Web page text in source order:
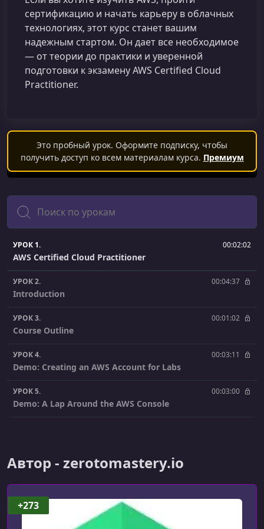
сертификацию и начать карьеру в облачных
технологиях, этот курс станет вашим
надежным стартом. Он дает все необходимое
— от теории до практики и уверенной
подготовки к экзамену AWS Certified Cloud
Practitioner.
Это пробный урок. Оформите подписку, чтобы
получить доступ ко всем материалам курса. Премиум
Поиск
УРОК 1. 00:02:02
AWS Certified Cloud Practitioner
УРОК 2. 00:04:37
Introduction
УРОК 3. 00:01:02
Course Outline
УРОК 4. 00:03:11
Demo: Creating an AWS Account for Labs
УРОК 5. 00:03:00
Demo: A Lap Around the AWS Console
УРОК 7.
УРОК 8. 00:02:34
The Core Components Required to Run Your Website
Автор - zerotomastery.io
+273